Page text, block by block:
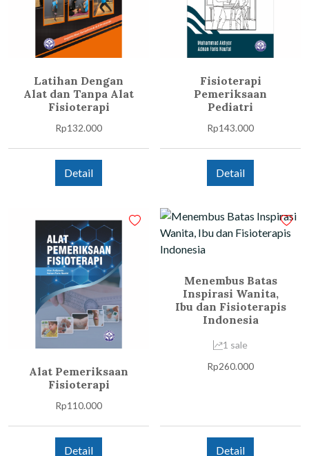
Latihan Dengan
Alat dan Tanpa Alat
Fisioterapi
Rp132.000
Detail
Fisioterapi
Pemeriksaan
Pediatri
Rp143.000
Detail
Alat Pemeriksaan
Fisioterapi
Rp110.000
Detail
Menembus Batas
Inspirasi Wanita,
Ibu dan Fisioterapis
Indonesia
1 sale
Rp260.000
Detail